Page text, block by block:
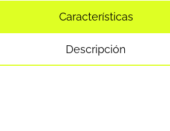
Características
Descripción